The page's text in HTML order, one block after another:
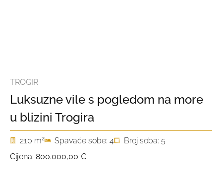
TROGIR
Luksuzne vile s pogledom na more
u blizini Trogira
210 m2 Spavaće sobe: 4
Broj soba: 5
Cijena: 800.000,00 €